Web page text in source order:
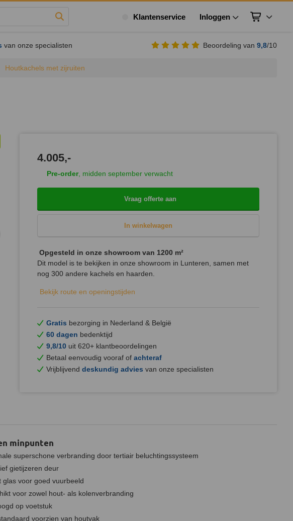
Klantenservice Inloggen Winkelwagen
van onze specialisten Beoordeling van 9,8/10
Houtkachels met zijruiten
4.005,-
Pre-order, midden september verwacht
Vraag offerte aan
In winkelwagen
Opgesteld in onze showroom van 1200 m²
Dit model is te bekijken in onze showroom in Lunteren, samen met
nog 300 andere kachels en haarden.
Bekijk route en openingstijden
Gratis bezorging in Nederland & België
60 dagen bedenktijd
9,8/10 uit 620+ klantbeoordelingen
Betaal eenvoudig vooraf of achteraf
Vrijblijvend deskundig advies van onze specialisten
minpunten
superschone verbranding door tertiair beluchtingssysteem
gietijzeren deur
glas voor goed vuurbeeld
voor zowel hout- als kolenverbranding
op voetstuk
voorzien van houtvak